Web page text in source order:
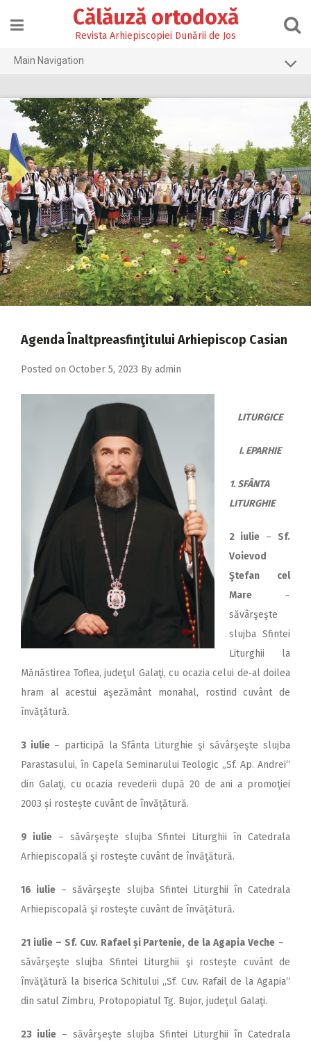
content
Călăuză ortodoxă
Revista Arhiepiscopiei Dunării de Jos
Main Navigation
2026
2025
2024
2023
2022
2021
2020
2019
2017
2016
2015
Agenda Înaltpreasfinţitului Arhiepiscop Casian
Posted on October 5, 2023 By admin
LITURGICE
I. EPARHIE
1. SFÂNTA
LITURGHIE
2 iulie – Sf.
Voievod
Ştefan cel
Mare –
săvârşeşte
slujba Sfintei
Liturghii la
Mănăstirea Toflea, judeţul Galaţi, cu ocazia celui de‑al doilea
hram al acestui aşezământ monahal, rostind cuvânt de
învăţătură.
3 iulie – participă la Sfânta Liturghie şi săvârşeşte slujba
Parastasului, în Capela Seminarului Teologic „Sf. Ap. Andrei“
din Galaţi, cu ocazia revederii după 20 de ani a promoţiei
2003 și rostește cuvânt de învățătură.
9 iulie– săvârşeşte slujba Sfintei Liturghii în Catedrala
Arhiepiscopală şi rosteşte cuvânt de învăţătură.
16 iulie – săvârşeşte slujba Sfintei Liturghii în Catedrala
Arhiepiscopală şi rosteşte cuvânt de învăţătură.
21 iulie – Sf. Cuv. Rafael și Partenie, de la Agapia Veche –
săvârşeşte slujba Sfintei Liturghii şi rosteşte cuvânt de
învăţătură la biserica Schitului ,,Sf. Cuv. Rafail de la Agapia“
din satul Zimbru, Protopopiatul Tg. Bujor, judeţul Galaţi.
23 iulie – săvârşeşte slujba Sfintei Liturghii în Catedrala